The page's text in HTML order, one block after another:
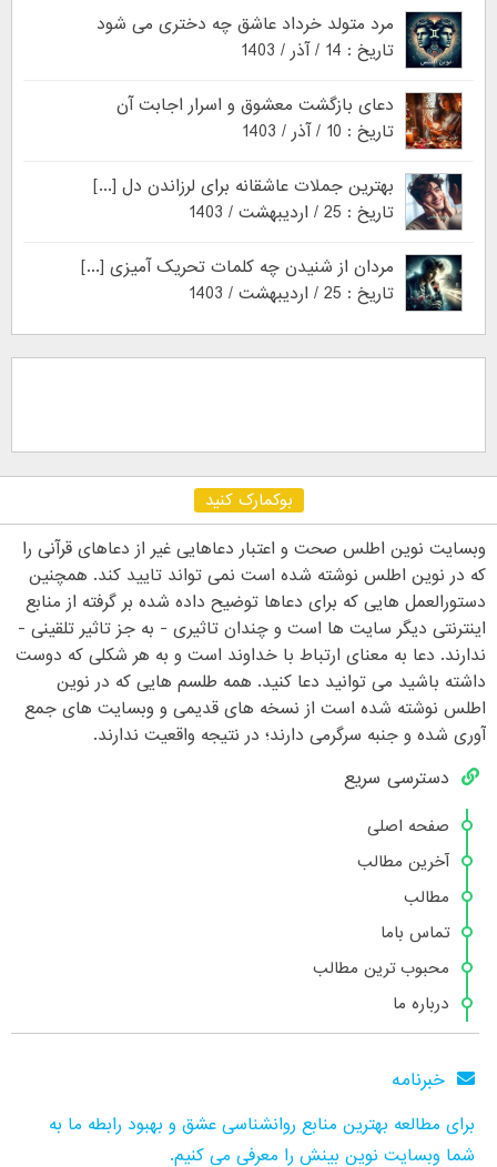
مرد متولد خرداد عاشق چه دختری می شود
تاریخ : 14 / آذر / 1403
دعای بازگشت معشوق و اسرار اجابت آن
تاریخ : 10 / آذر / 1403
بهترین جملات عاشقانه برای لرزاندن دل [...]
تاریخ : 25 / اردیبهشت / 1403
مردان از شنیدن چه کلمات تحریک آمیزی [...]
تاریخ : 25 / اردیبهشت / 1403
بوکمارک کنید
وبسایت نوین اطلس صحت و اعتبار دعاهایی غیر از دعاهای قرآنی را
که در نوین اطلس نوشته شده است نمی تواند تایید کند. همچنین
دستورالعمل هایی که برای دعاها توضیح داده شده بر گرفته از منابع
اینترنتی دیگر سایت ها است و چندان تاثیری - به جز تاثیر تلقینی -
ندارند. دعا به معنای ارتباط با خداوند است و به هر شکلی که دوست
داشته باشید می توانید دعا کنید. همه طلسم هایی که در نوین
اطلس نوشته شده است از نسخه های قدیمی و وبسایت های جمع
آوری شده و جنبه سرگرمی دارند؛ در نتیجه واقعیت ندارند.
دسترسی سریع
صفحه اصلی
آخرین مطالب
مطالب
تماس باما
محبوب ترین مطالب
درباره ما
خبرنامه
برای مطالعه بهترین منابع روانشناسی عشق و بهبود رابطه ما به
شما وبسایت نوین بینش را معرفی می کنیم.